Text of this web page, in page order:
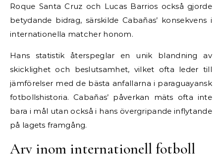
Roque Santa Cruz och Lucas Barrios också gjorde
betydande bidrag, särskilde Cabañas’ konsekvens i
internationella matcher honom.
Hans statistik återspeglar en unik blandning av
skicklighet och beslutsamhet, vilket ofta leder till
jämförelser med de bästa anfallarna i paraguayansk
fotbollshistoria. Cabañas’ påverkan mäts ofta inte
bara i mål utan också i hans övergripande inflytande
på lagets framgång.
Arv inom internationell fotboll